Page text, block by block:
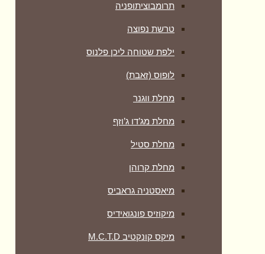
תרומבוציתופניה
טרשת נפוצה
ילפת שטוחה ליכן פלנוס
לופוס (זאבת)
מחלת ווגנר
מחלת מג’דו ג’וזף
מחלת סטיל
מחלת קרוהן
מיאסטניה גראביס
מיקוזיס פונגואידיס
מיקס קונקטיב M.C.T.D